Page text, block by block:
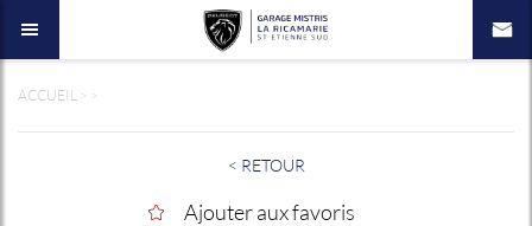
ACCUEIL
< RETOUR
Ajouter aux favoris